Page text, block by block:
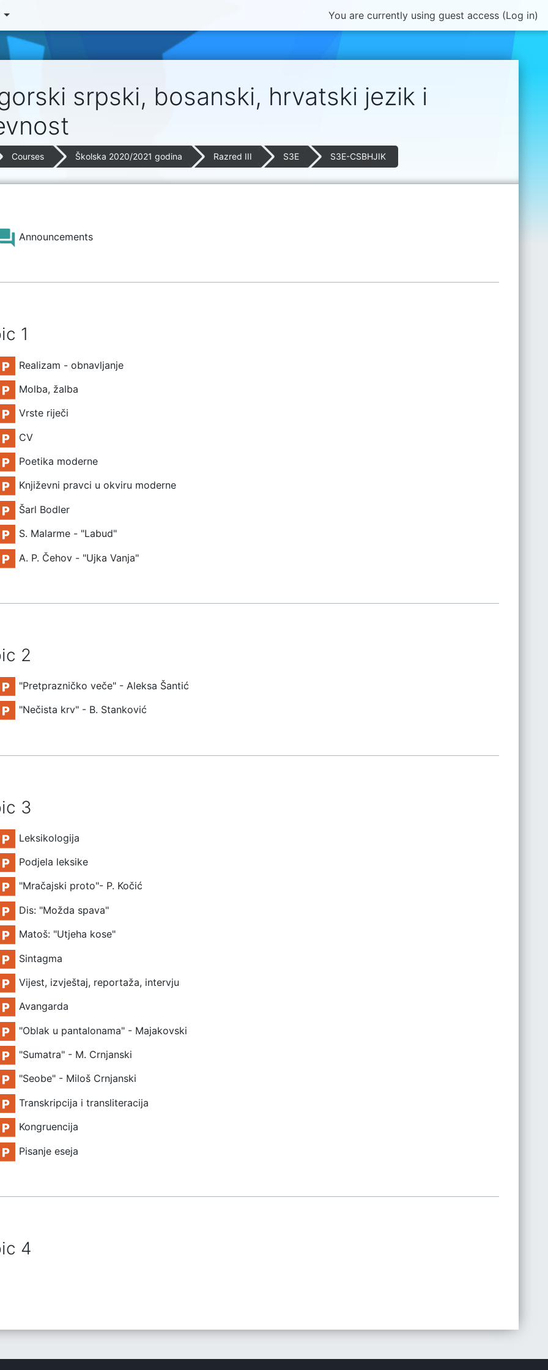
You are currently using guest access (Log in)
srpski, bosanski, hrvatski jezik i
Courses Školska 2020/2021 godina Razred III S3E S3E-CSBHJIK
Announcements
Forum
1
Realizam - obnavljanje
File
Molba, žalba
File
Vrste riječi
File
CV
File
Poetika moderne
File
Književni pravci u okviru moderne
File
Šarl Bodler
File
S. Malarme - "Labud"
File
A. P. Čehov - "Ujka Vanja"
File
2
"Pretprazničko veče" - Aleksa Šantić
File
"Nečista krv" - B. Stanković
File
3
Leksikologija
File
Podjela leksike
File
"Mračajski proto"- P. Kočić
File
Dis: "Možda spava"
File
Matoš: "Utjeha kose"
File
Sintagma
File
Vijest, izvještaj, reportaža, intervju
File
Avangarda
File
"Oblak u pantalonama" - Majakovski
File
"Sumatra" - M. Crnjanski
File
"Seobe" - Miloš Crnjanski
File
Transkripcija i transliteracija
File
Kongruencija
File
Pisanje eseja
File
4